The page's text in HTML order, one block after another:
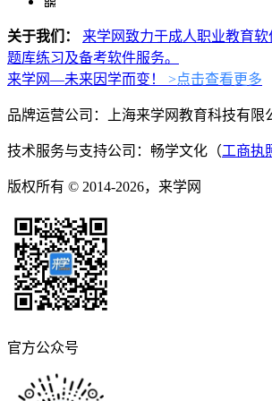
关于我们：
来学网致力于成人职业教育
题库练习及备考软件服务。
来学网—未来因学而变！
>点击查看更多
品牌运营公司：上海来学网教育科技有限
技术服务与支持公司：畅学文化（工商执
版权所有 © 2014-2026，来学网
官方公众号